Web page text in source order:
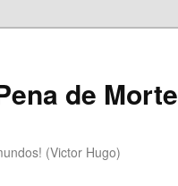
de Morte
(Victor Hugo)